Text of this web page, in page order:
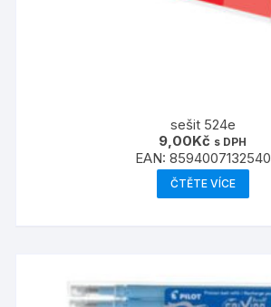
sešit 524e
9,00Kč s DPH
EAN: 8594007132540
ČTĚTE VÍCE